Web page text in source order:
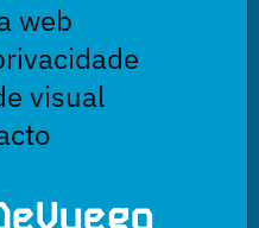
web
visual